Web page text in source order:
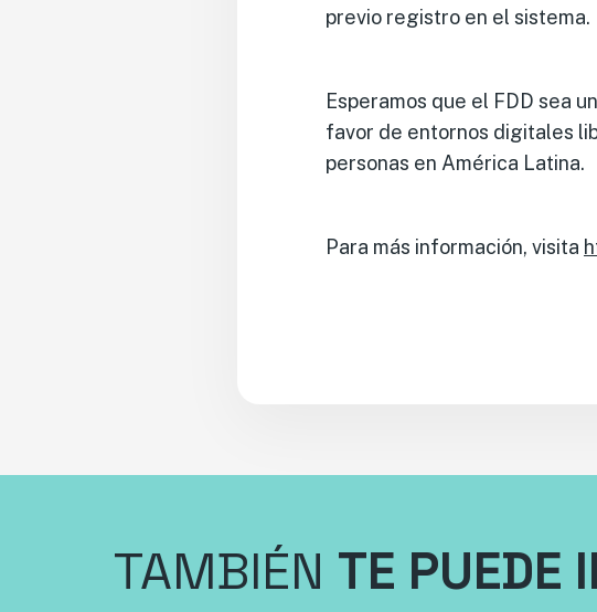
previo registro en el sistema.
Esperamos que el FDD sea
favor de entornos digitales
personas en América Latina.
Para más información, visita
TAMBIÉN TE PUEDE